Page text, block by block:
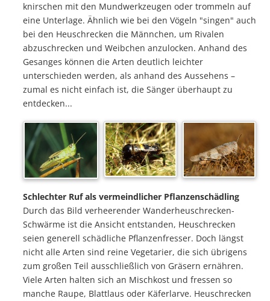
knirschen mit den Mundwerkzeugen oder trommeln auf
eine Unterlage. Ähnlich wie bei den Vögeln "singen" auch
bei den Heuschrecken die Männchen, um Rivalen
abzuschrecken und Weibchen anzulocken. Anhand des
Gesanges können die Arten deutlich leichter
unterschieden werden, als anhand des Aussehens –
zumal es nicht einfach ist, die Sänger überhaupt zu
entdecken...
Schlechter Ruf als vermeindlicher Pflanzenschädling
Durch das Bild verheerender Wanderheuschrecken-
Schwärme ist die Ansicht entstanden, Heuschrecken
seien generell schädliche Pflanzenfresser. Doch längst
nicht alle Arten sind reine Vegetarier, die sich übrigens
zum großen Teil ausschließlich von Gräsern ernähren.
Viele Arten halten sich an Mischkost und fressen so
manche Raupe, Blattlaus oder Käferlarve. Heuschrecken